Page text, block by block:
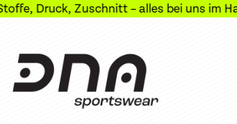
Zuschnitt – alles bei uns im Haus!